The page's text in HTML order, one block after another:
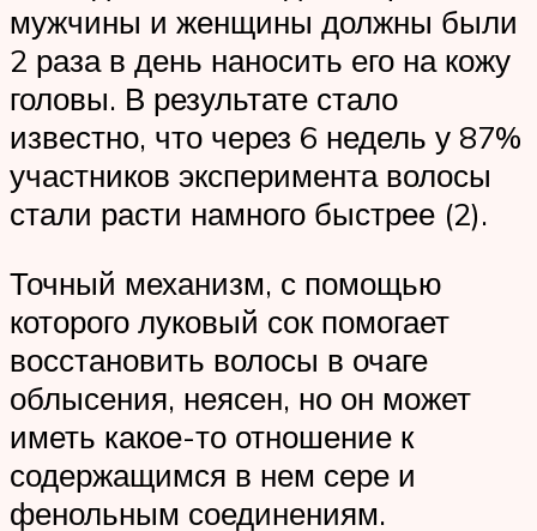
мужчины и женщины должны были
2 раза в день наносить его на кожу
головы. В результате стало
известно, что через 6 недель у 87%
участников эксперимента волосы
стали расти намного быстрее (2).
Точный механизм, с помощью
которого луковый сок помогает
восстановить волосы в очаге
облысения, неясен, но он может
иметь какое-то отношение к
содержащимся в нем сере и
фенольным соединениям.